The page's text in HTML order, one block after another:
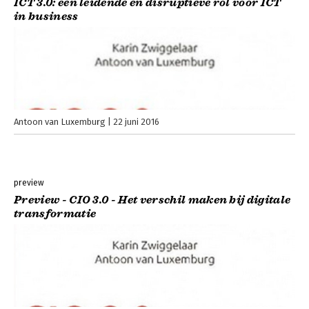
ICT 3.0: een leidende en disruptieve rol voor ICT
in business
Antoon van Luxemburg 22 juni 2016
preview
Preview - CIO 3.0 - Het verschil maken bij digitale
transformatie